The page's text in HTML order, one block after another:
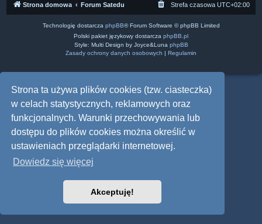
Strona ta używa plików cookies (tzw. ciasteczka)
w celach statystycznych, reklamowych oraz
funkcjonalnych. Warunki przechowywania lub
dostępu do plików cookies można określić w
ustawieniach przeglądarki internetowej.
Dowiedz się więcej
Akceptuję!
Strona domowa Forum Satedu Strefa czasowa UTC+02:00
Technologię dostarcza phpBB® Forum Software © phpBB Limited
Polski pakiet językowy dostarcza phpBB.pl
Style: Multi Design by Joyce&Luna phpBB
Zasady ochrony danych osobowych | Regulamin